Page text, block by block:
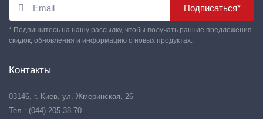
Подписаться*
* Подпишитесь на нашу рассылку, чтобы получать ранние предложения
скидок, обновления и информацию о новых продуктах.
Контакты
03146, г. Киев, ул. Жмеринская, 26
Тел.: (044) 205-38-70